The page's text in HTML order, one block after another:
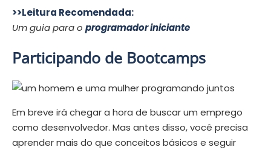
>>Leitura Recomendada:
Um guia para o programador iniciante
Participando de Bootcamps
Em breve irá chegar a hora de buscar um emprego
como desenvolvedor. Mas antes disso, você precisa
aprender mais do que conceitos básicos e seguir